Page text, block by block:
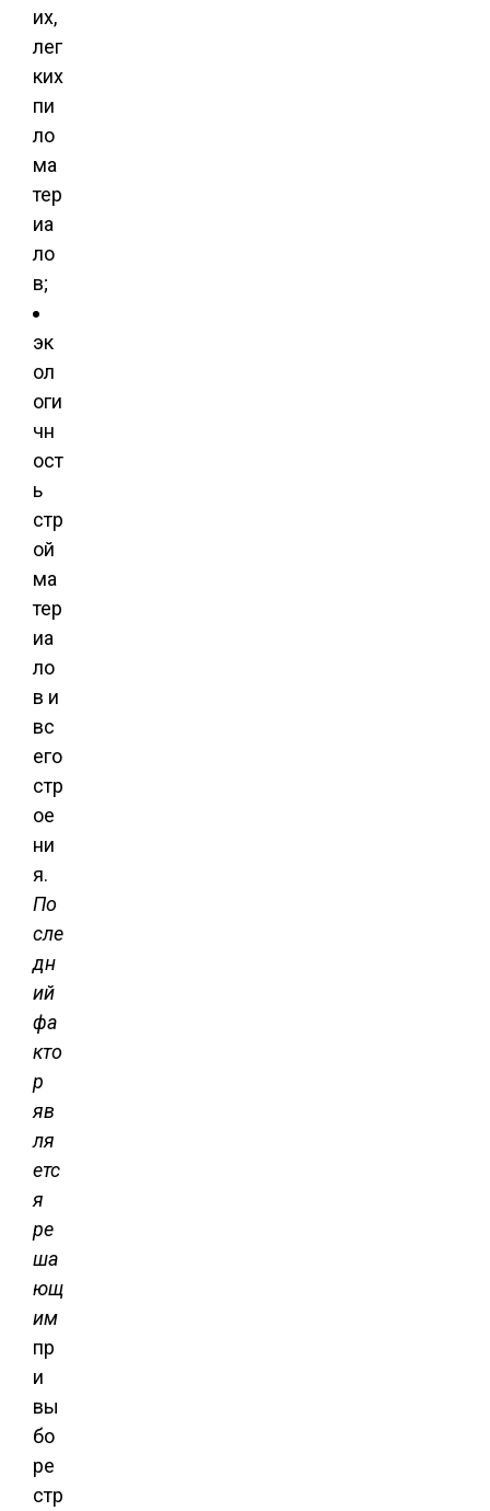
их,
лег
ких
пи
ло
ма
тер
иа
ло
в;
эк
ол
оги
чн
ост
ь
стр
ой
ма
тер
иа
ло
в и
вс
его
стр
ое
ни
я.
По
сле
дн
ий
фа
кто
р
яв
ля
етс
я
ре
ша
ющ
им
пр
и
вы
бо
ре
стр